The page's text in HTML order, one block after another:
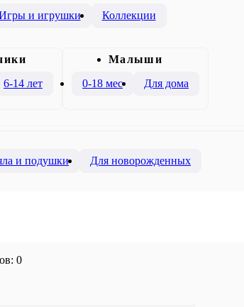
и игрушки Коллекции
6-14 лет
Малыши
0-18 мес
Для дома
и подушки Для новорожденных
0